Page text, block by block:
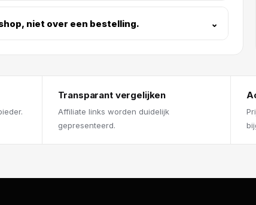
niet over een bestelling. ⌄
Transparant vergelijken
Affiliate links worden duidelijk
gepresenteerd.